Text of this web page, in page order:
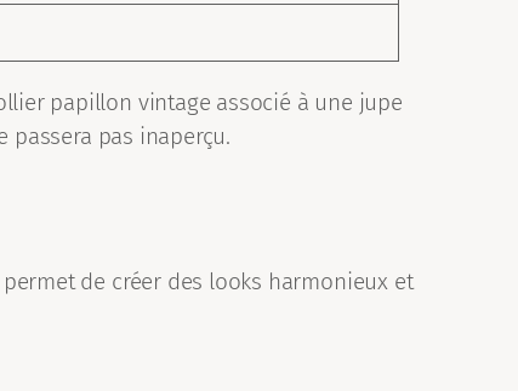
papillon vintage associé à une jupe
passera pas inaperçu.
de créer des looks harmonieux et